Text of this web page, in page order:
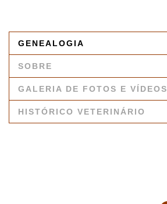
GENEALOGIA
SOBRE
GALERIA DE FOTOS E VÍDEOS
HISTÓRICO VETERINÁRIO